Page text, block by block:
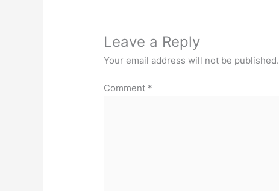
Leave a Reply
Your email address will not be published.
Comment *